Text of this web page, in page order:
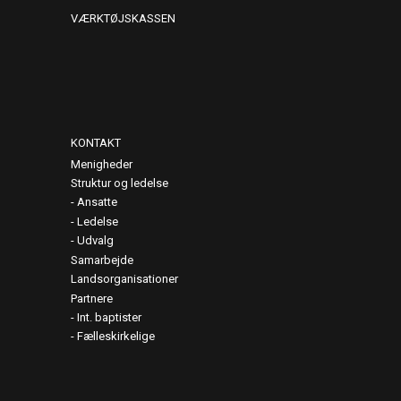
VÆRKTØJSKASSEN
KONTAKT
Menigheder
Struktur og ledelse
Ansatte
Ledelse
Udvalg
Samarbejde
Landsorganisationer
Partnere
Int. baptister
Fælleskirkelige